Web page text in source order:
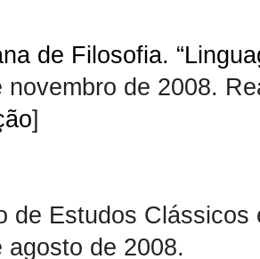
de Filosofia.
de 2008.
]
de Estudos
de 2008.